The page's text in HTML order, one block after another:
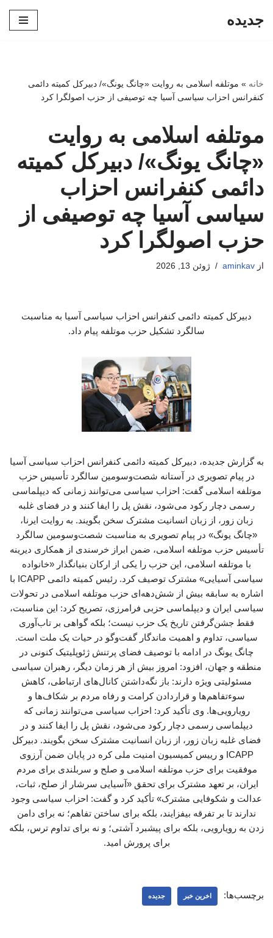
جدیده
خانه » موتلفه اسلامی به روایت «چانگ یونگ»/ دبیرکل کمیته دائمی
کنفرانس احزاب سیاسی آسیا چه توصیفی از حزب اصولگرا کرد
موتلفه اسلامی به روایت
«چانگ یونگ»/ دبیرکل کمیته
دائمی کنفرانس احزاب
سیاسی آسیا چه توصیفی از
حزب اصولگرا کرد
از aminkav ژوئن 13, 2026
دبیرکل کمیته دائمی کنفرانس احزاب سیاسی آسیا به مناسبت
سالگرد تشکیل حزب موتلفه پیام داد.
به گزارش جدیده، دبیرکل کمیته دائمی کنفرانس احزاب سیاسی آسیا
در پیام تصویری در آستانه شصت‌وسومین سالگرد تأسیس حزب
موتلفه اسلامی گفت: احزاب سیاسی می‌توانند زمانی که دیپلماسی
رسمی دچار رکود می‌شود، نقش پل را ایفا کنند و در فضای غلبه
زبان زور، از زبان انسانیت مشترک سخن بگویند. به روایت ایرنا،
«چانگ یونگ» در پیام تصویری به مناسبت شصت‌وسومین سالگرد
تأسیس حزب موتلفه اسلامی، ضمن ابراز خرسندی از همکاری دیرینه
با موتلفه اسلامی، این حزب را یکی از ارکان بنیانگذار «خانواده
سیاسی آسیایی» مشترک توصیف کرد. رئیس کمیته دائمی ICAPP با
اشاره به سابقه بیش از شش‌دهه‌ای حزب موتلفه اسلامی در تحولات
سیاسی ایران و دیپلماسی حزبی فرامرزی، تصریح کرد: این مناسبت،
فقط جشن‌گرفتن تاریخ یک حزب نیست؛ بلکه گواهی بر تاب‌آوری
سیاسی، تداوم و اهمیت ماندگار گفت‌وگو در حیات یک ملت است.
چانگ یونگ در ادامه با توصیف فضای پرتنش ژئوپلیتیک کنونی در
منطقه و جهان، افزود: امروز بیش از هر زمان دیگر، رهبران سیاسی
مسئولیتی ویژه دارند: باز نگه‌داشتن کانال‌های ارتباطی، کاهش
سوءتفاهم‌ها و قراردادن کرامت و رفاه مردم بر شکاف‌ها و
رویارویی‌ها. وی تأکید کرد: احزاب سیاسی می‌توانند زمانی که
دیپلماسی رسمی دچار رکود می‌شود، نقش پل را ایفا کنند و در
فضای غلبه زبان زور، از زبان انسانیت مشترک سخن بگویند. دبیرکل
ICAPP و رییس کمیسیون امنیت ملی کره در پایان ضمن آرزوی
موفقیت برای حزب موتلفه اسلامی و صلح و سربلندی برای مردم
ایران، بر تعهد مشترک برای تحقق «آسیایی سرشار از صلح، ثبات،
عدالت و شکوفایی مشترک» تأکید کرد و گفت: احزاب سیاسی وجود
ندارند تا بر تفرقه بیفزایند، بلکه برای ساختن تفاهم؛ نه برای دامن
زدن به رویارویی، بلکه برای پیشبرد آشتی؛ و نه برای تداوم ترس، بلکه
برای پرورش امید.
برچسب‌ها: اخرین خبر جدیده